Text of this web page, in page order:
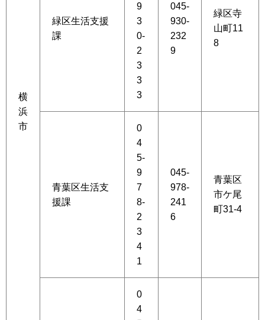
横
浜
市
緑区生活支援
課
9
3
0-
2
3
3
3
045-
930-
232
9
緑区寺
山町11
8
青葉区生活支
援課
0
4
5-
9
7
8-
2
3
4
1
045-
978-
241
6
青葉区
市ケ尾
町31-4
0
4